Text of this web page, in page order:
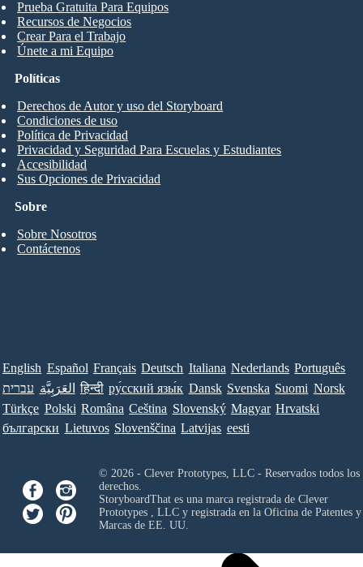
Prueba Gratuita Para Equipos
Recursos de Negocios
Crear Para el Trabajo
Únete a mi Equipo
Sobre
Sobre Nosotros
Contáctenos
Políticas
Derechos de Autor y uso del Storyboard
Condiciones de uso
Política de Privacidad
Privacidad y Seguridad Para Escuelas y Estudiantes
Accesibilidad
Sus Opciones de Privacidad
English Español Français Deutsch Italiana Nederlands Português
עברית العَرَبِيَّة हिन्दी ру́сский язы́к Dansk Svenska Suomi Norsk
Türkçe Polski Româna Ceština Slovenský Magyar Hrvatski
български Lietuvos Slovenščina Latvijas eesti
© 2026 - Clever Prototypes, LLC - Reservados todos los
derechos.
StoryboardThat es una marca registrada de Clever
Prototypes , LLCy registrada en la Oficina de Patentes y
Marcas de EE. UU.